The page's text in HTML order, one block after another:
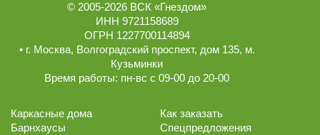
© 2005-2026 ВСК «Гнездом»
ИНН 9721158689
ОГРН 1227700114894
• г. Москва, Волгоградский проспект, дом 135, м.
Кузьминки
Время работы: пн-вс с 09-00 до 20-00
Каркасные дома
Барнхаусы
Как заказать
Спецпредложения